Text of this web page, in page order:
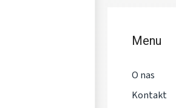
Menu
O nas
Kontakt